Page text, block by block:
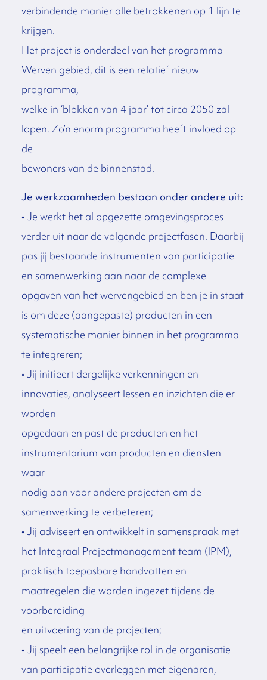
verbindende manier alle betrokkenen op 1 lijn te
krijgen.
Het project is onderdeel van het programma
Werven gebied, dit is een relatief nieuw
programma,
welke in ‘blokken van 4 jaar’ tot circa 2050 zal
lopen. Zo’n enorm programma heeft invloed op
de
bewoners van de binnenstad.
Je werkzaamheden bestaan onder andere uit:
• Je werkt het al opgezette omgevingsproces
verder uit naar de volgende projectfasen. Daarbij
pas jij bestaande instrumenten van participatie
en samenwerking aan naar de complexe
opgaven van het wervengebied en ben je in staat
is om deze (aangepaste) producten in een
systematische manier binnen in het programma
te integreren;
• Jij initieert dergelijke verkenningen en
innovaties, analyseert lessen en inzichten die er
worden
opgedaan en past de producten en het
instrumentarium van producten en diensten
waar
nodig aan voor andere projecten om de
samenwerking te verbeteren;
• Jij adviseert en ontwikkelt in samenspraak met
het Integraal Projectmanagement team (IPM),
praktisch toepasbare handvatten en
maatregelen die worden ingezet tijdens de
voorbereiding
en uitvoering van de projecten;
• Jij speelt een belangrijke rol in de organisatie
van participatie overleggen met eigenaren,